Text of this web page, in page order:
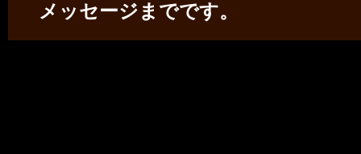
メッセージまでです。